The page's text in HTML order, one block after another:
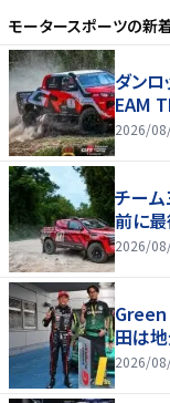
モータースポーツの新
ダンロ
EAM
2026/
チー
前に
2026/
Green
田は
2026/